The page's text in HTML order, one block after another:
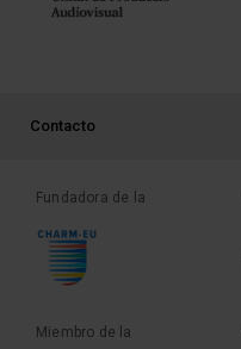
PEU 3
Contacto
Fundadora de la
Miembro de la